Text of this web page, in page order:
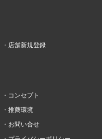
店舗新規登録
コンセプト
推薦環境
お問い合せ